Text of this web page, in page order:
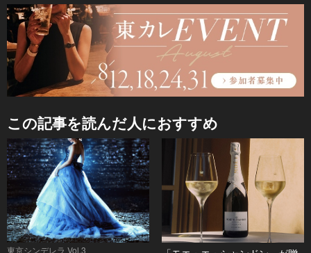
この記事を読んだ人におすすめ
東京シンデレラ Vol.3